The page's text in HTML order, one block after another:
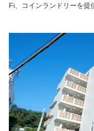
Fi、コインランドリーを提